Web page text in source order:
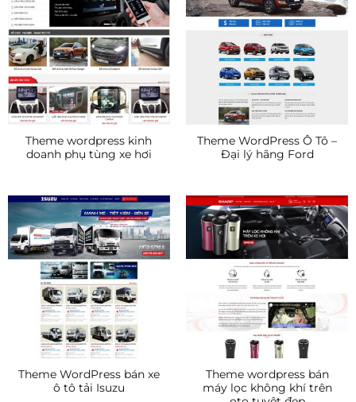
Theme wordpress kinh
doanh phụ tùng xe hơi
Theme WordPress Ô Tô –
Đại lý hãng Ford
Theme WordPress bán xe
ô tô tải Isuzu
Theme wordpress bán
máy lọc không khí trên